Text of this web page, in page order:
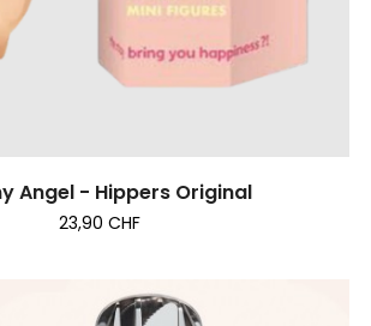
Angel - Hippers Original
23,90 CHF